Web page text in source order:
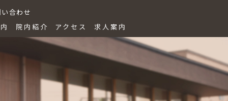
合わせ
院内紹介 アクセス 求人案内